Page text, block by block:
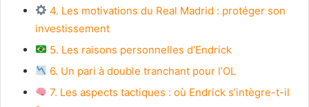
4. Les motivations du Real Madrid : protéger son
investissement
5. Les raisons personnelles d’Endrick
6. Un pari à double tranchant pour l’OL
7. Les aspects tactiques : où Endrick s’intègre-t-il